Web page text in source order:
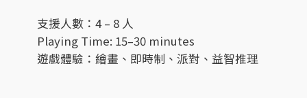
支援人數：4 – 8 人
Playing Time: 15–30 minutes
遊戲體驗：繪畫、即時制、派對、益智推理